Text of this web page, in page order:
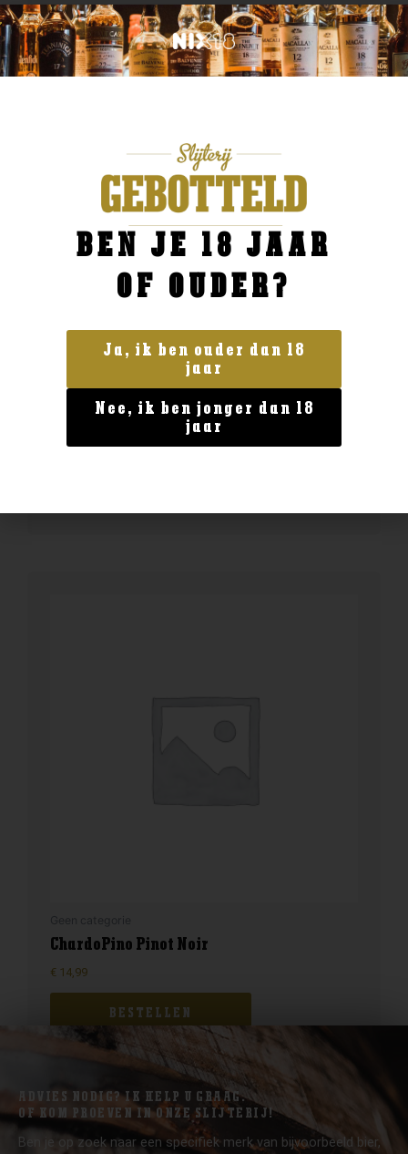
Geen categorie
ChardoPino Chardonnay
14,99
ChardoPino Pinot Noir
€ 14,99
BESTELLEN
ADVIES NODIG? IK HELP U GRAAG.
OF KOM PROEVEN IN ONZE SLIJTERIJ!
Ben je op zoek naar een specifiek merk van bijvoorbeeld bier,
BEN JE 18 JAAR
OF OUDER?
Ja, ik ben ouder dan 18
jaar
Nee, ik ben jonger dan 18
jaar